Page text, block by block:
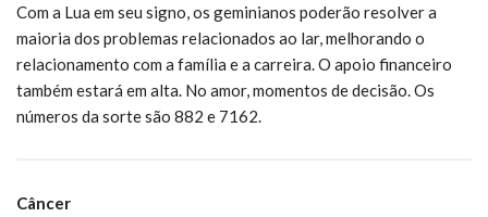
Com a Lua em seu signo, os geminianos poderão resolver a
maioria dos problemas relacionados ao lar, melhorando o
relacionamento com a família e a carreira. O apoio financeiro
também estará em alta. No amor, momentos de decisão. Os
números da sorte são 882 e 7162.
Câncer